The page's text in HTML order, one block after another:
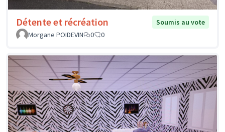
Détente et récréation
Soumis au vote
Morgane POIDEVIN
0 0